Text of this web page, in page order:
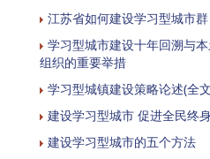
江苏省如何建设学习型城市群
学习型城市建设十年回溯与
组织的重要举措
学习型城镇建设策略论述(全
建设学习型城市 促进全民终
建设学习型城市的五个方法